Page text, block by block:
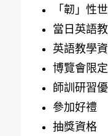
「韌」性
當日英語
英語教學
博覽會限
師訓研習
參加好禮
抽獎資格